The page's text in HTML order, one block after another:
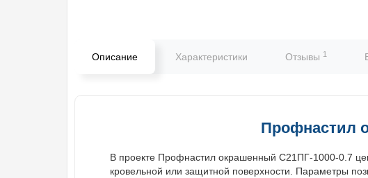
Описание Характеристики Отзывы 1
Профнастил
В проекте Профнастил окрашенный С21ПГ-1000-0.7
кровельной или защитной поверхности. Параметры